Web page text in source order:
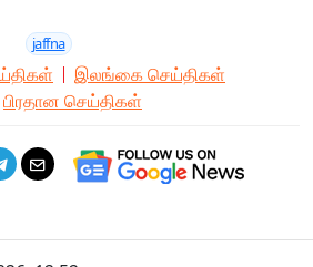
jaffna
இலங்கை செய்திகள்
பிரதான செய்திகள்